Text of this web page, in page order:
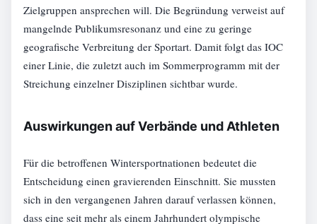
Zielgruppen ansprechen will. Die Begründung verweist auf
mangelnde Publikumsresonanz und eine zu geringe
geografische Verbreitung der Sportart. Damit folgt das IOC
einer Linie, die zuletzt auch im Sommerprogramm mit der
Streichung einzelner Disziplinen sichtbar wurde.
Auswirkungen auf Verbände und Athleten
Für die betroffenen Wintersportnationen bedeutet die
Entscheidung einen gravierenden Einschnitt. Sie mussten
sich in den vergangenen Jahren darauf verlassen können,
dass eine seit mehr als einem Jahrhundert olympische